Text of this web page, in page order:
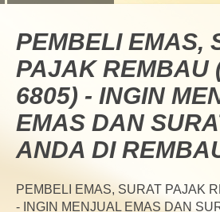
PEMBELI EMAS,
PAJAK REMBAU
6805) - INGIN
EMAS DAN
ANDA DI
PEMBELI EMAS, SURAT PAJAK
- INGIN MENJUAL EMAS DAN